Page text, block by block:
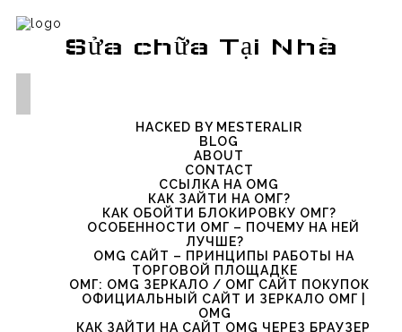
Sửa chữa Tại Nhà
HACKED BY MESTERALIR
BLOG
ABOUT
CONTACT
ССЫЛКА НА OMG
КАК ЗАЙТИ НА ОМГ?
КАК ОБОЙТИ БЛОКИРОВКУ ОМГ?
ОСОБЕННОСТИ ОМГ – ПОЧЕМУ НА НЕЙ
ЛУЧШЕ?
OMG САЙТ – ПРИНЦИПЫ РАБОТЫ НА
ТОРГОВОЙ ПЛОЩАДКЕ
ОМГ: OMG ЗЕРКАЛО / ОМГ САЙТ ПОКУПОК
ОФИЦИАЛЬНЫЙ САЙТ И ЗЕРКАЛО ОМГ |
OMG
КАК ЗАЙТИ НА САЙТ OMG ЧЕРЕЗ БРАУЗЕР